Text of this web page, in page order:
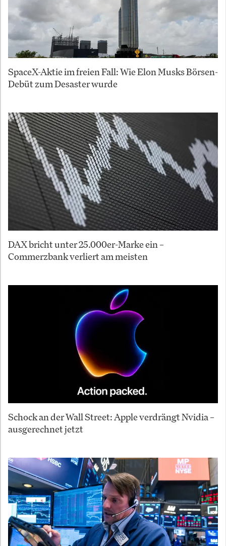
SpaceX-Aktie im freien Fall: Wie Elon Musks Börsen-
Debüt zum Desaster wurde
DAX bricht unter 25.000er-Marke ein –
Commerzbank verliert am meisten
Schock an der Wall Street: Apple verdrängt Nvidia –
ausgerechnet jetzt